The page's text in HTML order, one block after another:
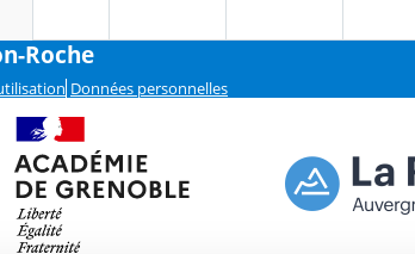
Roche
Données personnelles